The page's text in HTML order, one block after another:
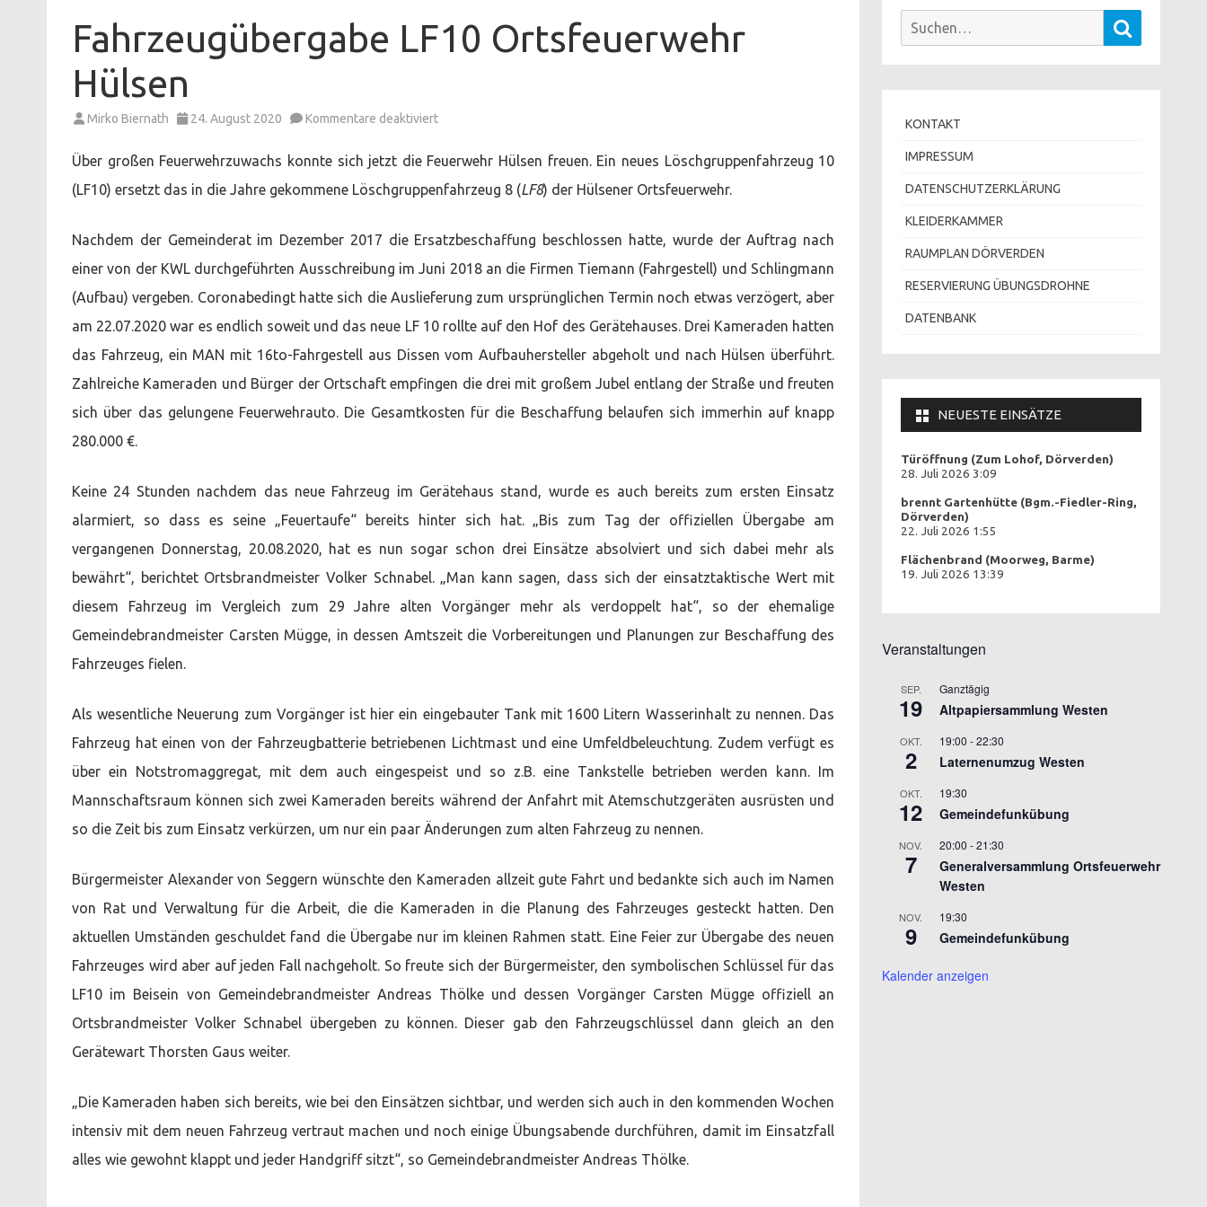
Fahrzeugübergabe LF10 Ortsfeuerwehr
Hülsen
Mirko Biernath 24. August 2020 Kommentare deaktiviertfür
Ortsfeuerwehr
Hülsen
Über großen Feuerwehrzuwachs konnte sich jetzt die Feuerwehr Hülsen freuen. Ein neues Löschgruppenfahrzeug 10
(LF10) ersetzt das in die Jahre gekommene Löschgruppenfahrzeug 8 (LF8) der Hülsener Ortsfeuerwehr.
Nachdem der Gemeinderat im Dezember 2017 die Ersatzbeschaffung beschlossen hatte, wurde der Auftrag nach
einer von der KWL durchgeführten Ausschreibung im Juni 2018 an die Firmen Tiemann (Fahrgestell) und Schlingmann
(Aufbau) vergeben. Coronabedingt hatte sich die Auslieferung zum ursprünglichen Termin noch etwas verzögert, aber
am 22.07.2020 war es endlich soweit und das neue LF 10 rollte auf den Hof des Gerätehauses. Drei Kameraden hatten
das Fahrzeug, ein MAN mit 16to-Fahrgestell aus Dissen vom Aufbauhersteller abgeholt und nach Hülsen überführt.
Zahlreiche Kameraden und Bürger der Ortschaft empfingen die drei mit großem Jubel entlang der Straße und freuten
sich über das gelungene Feuerwehrauto. Die Gesamtkosten für die Beschaffung belaufen sich immerhin auf knapp
280.000 €.
Keine 24 Stunden nachdem das neue Fahrzeug im Gerätehaus stand, wurde es auch bereits zum ersten Einsatz
alarmiert, so dass es seine „Feuertaufe“ bereits hinter sich hat. „Bis zum Tag der offiziellen Übergabe am
vergangenen Donnerstag, 20.08.2020, hat es nun sogar schon drei Einsätze absolviert und sich dabei mehr als
bewährt“, berichtet Ortsbrandmeister Volker Schnabel. „Man kann sagen, dass sich der einsatztaktische Wert mit
diesem Fahrzeug im Vergleich zum 29 Jahre alten Vorgänger mehr als verdoppelt hat“, so der ehemalige
Gemeindebrandmeister Carsten Mügge, in dessen Amtszeit die Vorbereitungen und Planungen zur Beschaffung des
Fahrzeuges fielen.
Als wesentliche Neuerung zum Vorgänger ist hier ein eingebauter Tank mit 1600 Litern Wasserinhalt zu nennen. Das
Fahrzeug hat einen von der Fahrzeugbatterie betriebenen Lichtmast und eine Umfeldbeleuchtung. Zudem verfügt es
über ein Notstromaggregat, mit dem auch eingespeist und so z.B. eine Tankstelle betrieben werden kann. Im
Mannschaftsraum können sich zwei Kameraden bereits während der Anfahrt mit Atemschutzgeräten ausrüsten und
so die Zeit bis zum Einsatz verkürzen, um nur ein paar Änderungen zum alten Fahrzeug zu nennen.
Bürgermeister Alexander von Seggern wünschte den Kameraden allzeit gute Fahrt und bedankte sich auch im Namen
von Rat und Verwaltung für die Arbeit, die die Kameraden in die Planung des Fahrzeuges gesteckt hatten. Den
aktuellen Umständen geschuldet fand die Übergabe nur im kleinen Rahmen statt. Eine Feier zur Übergabe des neuen
Fahrzeuges wird aber auf jeden Fall nachgeholt. So freute sich der Bürgermeister, den symbolischen Schlüssel für das
LF10 im Beisein von Gemeindebrandmeister Andreas Thölke und dessen Vorgänger Carsten Mügge offiziell an
Ortsbrandmeister Volker Schnabel übergeben zu können. Dieser gab den Fahrzeugschlüssel dann gleich an den
Gerätewart Thorsten Gaus weiter.
„Die Kameraden haben sich bereits, wie bei den Einsätzen sichtbar, und werden sich auch in den kommenden Wochen
intensiv mit dem neuen Fahrzeug vertraut machen und noch einige Übungsabende durchführen, damit im Einsatzfall
alles wie gewohnt klappt und jeder Handgriff sitzt“, so Gemeindebrandmeister Andreas Thölke.
Suchen
KONTAKT
IMPRESSUM
DATENSCHUTZERKLÄRUNG
KLEIDERKAMMER
RAUMPLAN DÖRVERDEN
RESERVIERUNG ÜBUNGSDROHNE
DATENBANK
NEUESTE EINSÄTZE
Türöffnung (Zum Lohof, Dörverden)
28. Juli 2026 3:09
brennt Gartenhütte (Bgm.-Fiedler-Ring,
Dörverden)
22. Juli 2026 1:55
Flächenbrand (Moorweg, Barme)
19. Juli 2026 13:39
Veranstaltungen
SEP.
19
Ganztägig
Altpapiersammlung Westen
OKT.
2
19:00 -22:30
Laternenumzug Westen
OKT.
12
19:30
Gemeindefunkübung
NOV.
7
20:00 -21:30
Generalversammlung Ortsfeuerwehr
Westen
NOV.
9
19:30
Gemeindefunkübung
Kalender anzeigen